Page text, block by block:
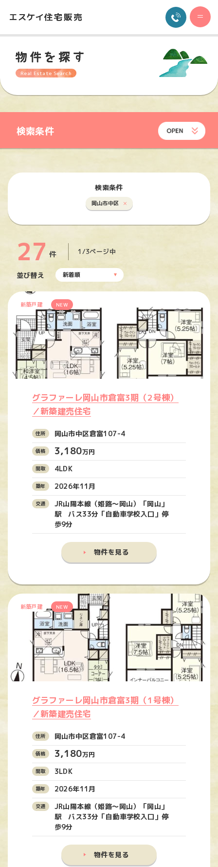
Real Estate Search
検索条件
検索条件
岡山市中区
27 件 1/3ページ中
並び替え 新着順
新築戸建 NEW
グラファーレ岡山市倉富3期（2号棟）
／新築建売住宅
岡山市中区倉富107-4
3,180万円
4LDK
2026年11月
JR山陽本線（姫路〜岡山）「岡山」
駅 バス33分「自動車学校入口」停
歩9分
物件を見る
新築戸建 NEW
グラファーレ岡山市倉富3期（1号棟）
／新築建売住宅
岡山市中区倉富107-4
3,180万円
3LDK
2026年11月
JR山陽本線（姫路〜岡山）「岡山」
駅 バス33分「自動車学校入口」停
歩9分
物件を見る